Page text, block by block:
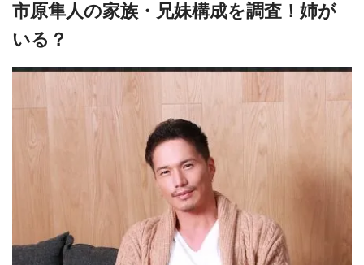
市原隼人の家族・兄妹構成を調査！姉が
いる？